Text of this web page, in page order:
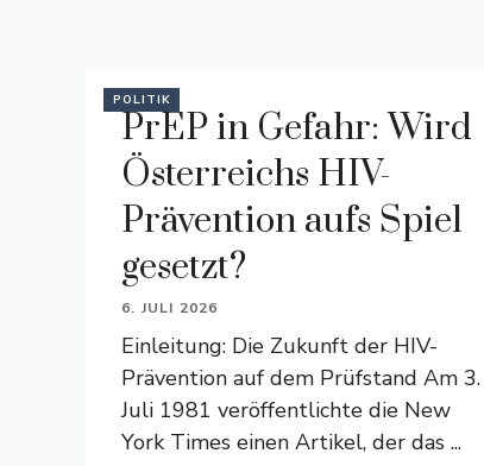
POLITIK
PrEP in Gefahr: Wird
Österreichs HIV-
Prävention aufs Spiel
gesetzt?
6. JULI 2026
Einleitung: Die Zukunft der HIV-
Prävention auf dem Prüfstand Am 3.
Juli 1981 veröffentlichte die New
York Times einen Artikel, der das ...